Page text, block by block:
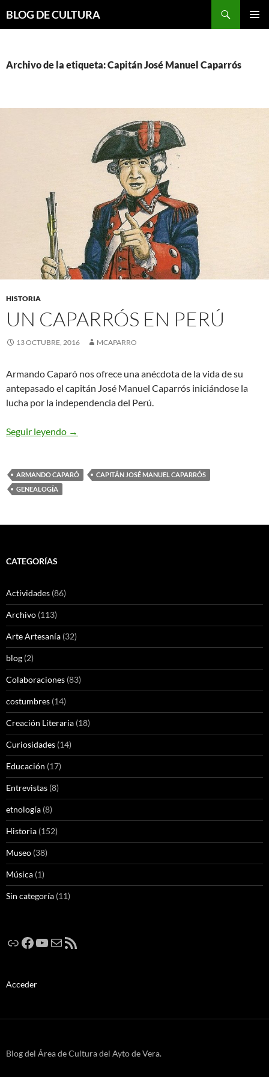
BLOG DE CULTURA
Archivo de la etiqueta: Capitán José Manuel Caparrós
HISTORIA
UN CAPARRÓS EN PERÚ
13 OCTUBRE, 2016 MCAPARRO
Armando Caparó nos ofrece una anécdota de la vida de su
antepasado el capitán José Manuel Caparrós iniciándose la
lucha por la independencia del Perú.
Seguir leyendo UN CAPARRÓS EN PERÚ
→
ARMANDO CAPARÓ
CAPITÁN JOSÉ MANUEL CAPARRÓS
GENEALOGÍA
CATEGORÍAS
Actividades (86)
Archivo (113)
Arte Artesanía (32)
blog (2)
Colaboraciones (83)
costumbres (14)
Creación Literaria (18)
Curiosidades (14)
Educación (17)
Entrevistas (8)
etnología (8)
Historia (152)
Museo (38)
Música (1)
Sin categoría (11)
Enlace
Facebook
YouTube
Correo electrónico
Feed RSS
Acceder
Blog del Área de Cultura del Ayto de Vera.